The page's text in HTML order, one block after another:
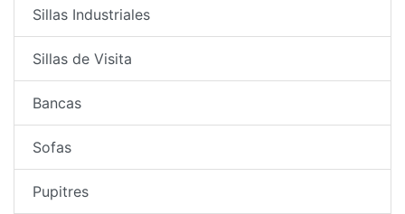
Sillas Industriales
Sillas de Visita
Bancas
Sofas
Pupitres